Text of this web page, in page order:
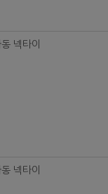
넥타이
넥타이